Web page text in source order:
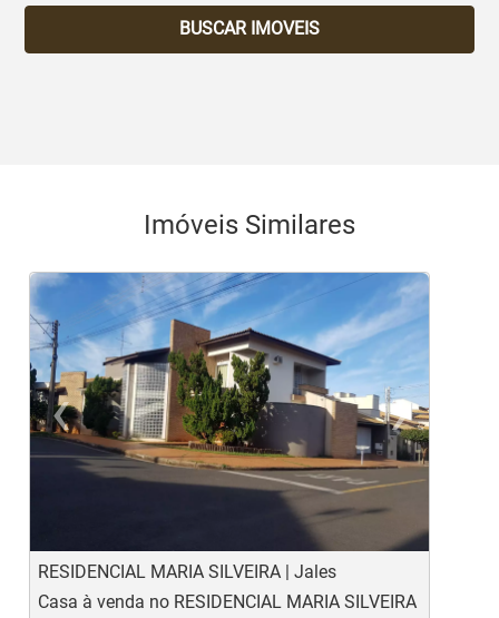
BUSCAR IMOVEIS
Imóveis Similares
‹
Previous
›
RESIDENCIAL MARIA SILVEIRA | Jales
Casa à venda no RESIDENCIAL MARIA SILVEIRA